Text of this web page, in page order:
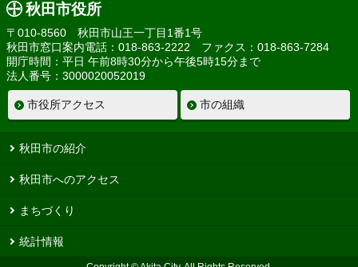
秋田市役所
〒010-8560 秋田市山王一丁目1番1号
秋田市窓口案内電話：018-863-2222 ファクス：018-863-7284
開庁時間：平日 午前8時30分から午後5時15分まで
法人番号：3000020052019
市役所アクセス 市の組織
秋田市の紹介
秋田市へのアクセス
まちづくり
統計情報